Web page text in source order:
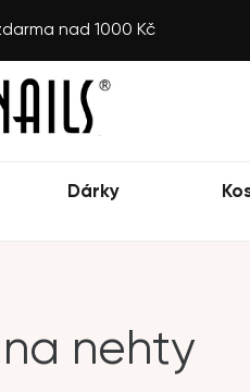
nad 1000 Kč
Dárky
nehty